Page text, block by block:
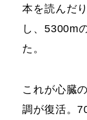
本を読んだ
し、5300m
た。
これが心臓
調が復活。